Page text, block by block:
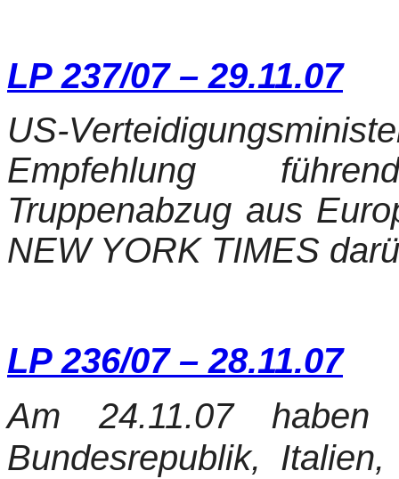
LP 237/07 – 29.11.07
US-
Empfehlung
Truppenabzug aus
NEW YORK TIMES
LP 236/07 – 28.11.07
Am 24.11.07
Bundesrepublik,